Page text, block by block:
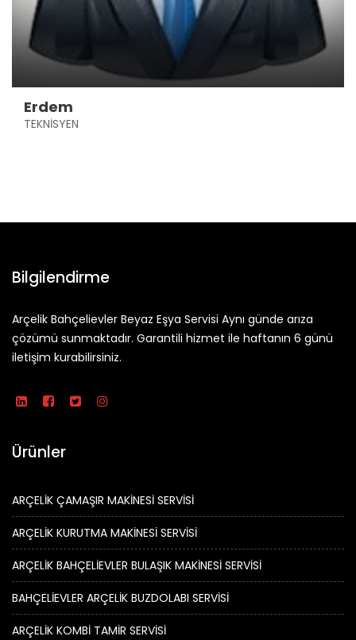
Erdem
TEKNİSYEN
Bilgilendirme
Arçelik Bahçelievler Beyaz Eşya Servisi Aynı günde arıza
çözümü sunmaktadır. Garantili hizmet ile haftanın 6 günü
iletişim kurabilirsiniz.
Ürünler
ARÇELİK ÇAMAŞIR MAKİNESİ SERVİSİ
ARÇELİK KURUTMA MAKİNESİ SERVİSİ
ARÇELİK BAHÇELİEVLER BULAŞIK MAKİNESİ SERVİSİ
BAHÇELİEVLER ARÇELİK BUZDOLABI SERVİSİ
ARÇELİK KOMBİ TAMİR SERVİSİ